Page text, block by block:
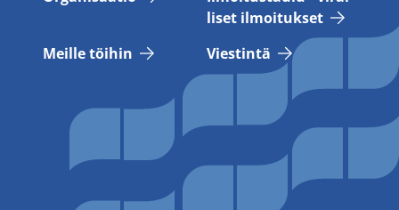
li­set il­moi­tuk­set
Meil­le töi­hin
Vies­tin­tä